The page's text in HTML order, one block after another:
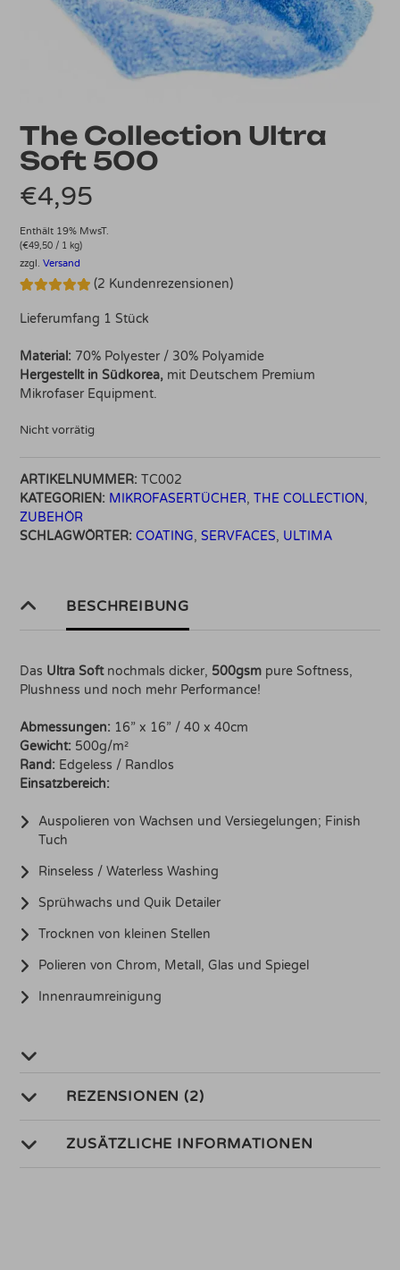
The Collection Ultra
Soft 500
€4,95
Enthält 19% MwsT.
(€49,50 / 1 kg)
zzgl.Versand
5.00von 5,
Kundenbewertungen
(2 Kundenrezensionen)
Lieferumfang 1 Stück
Material: 70% Polyester / 30% Polyamide
Hergestellt in Südkorea, mit Deutschem Premium
Mikrofaser Equipment.
Nicht vorrätig
ARTIKELNUMMER: TC002
KATEGORIEN: MIKROFASERTÜCHER,THE COLLECTION,
ZUBEHÖR
SCHLAGWÖRTER: COATING,SERVFACES, ULTIMA
BESCHREIBUNG
Das Ultra Softnochmals dicker, 500gsm pure Softness,
Plushness und noch mehr Performance!
Abmessungen: 16” x 16” / 40 x 40cm
Gewicht: 500g/m²
Rand: Edgeless / Randlos
Einsatzbereich:
Auspolieren von Wachsen und Versiegelungen; Finish
Tuch
Rinseless / Waterless Washing
Sprühwachs und Quik Detailer
Trocknen von kleinen Stellen
Polieren von Chrom, Metall, Glas und Spiegel
Innenraumreinigung
REZENSIONEN (2)
ZUSÄTZLICHE INFORMATIONEN